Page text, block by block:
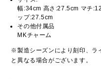
幅:34cm 高さ:27.5cm マチ
ップ:27.5cm
その他付属品
MKチャーム
※製造シーズンにより刻印、ラ
と異なる場合がございます。